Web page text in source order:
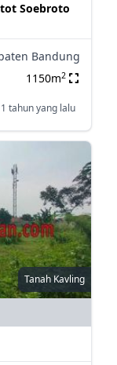
Soebroto
Bandung
1150m2
1 tahun yang lalu
Tanah Kavling